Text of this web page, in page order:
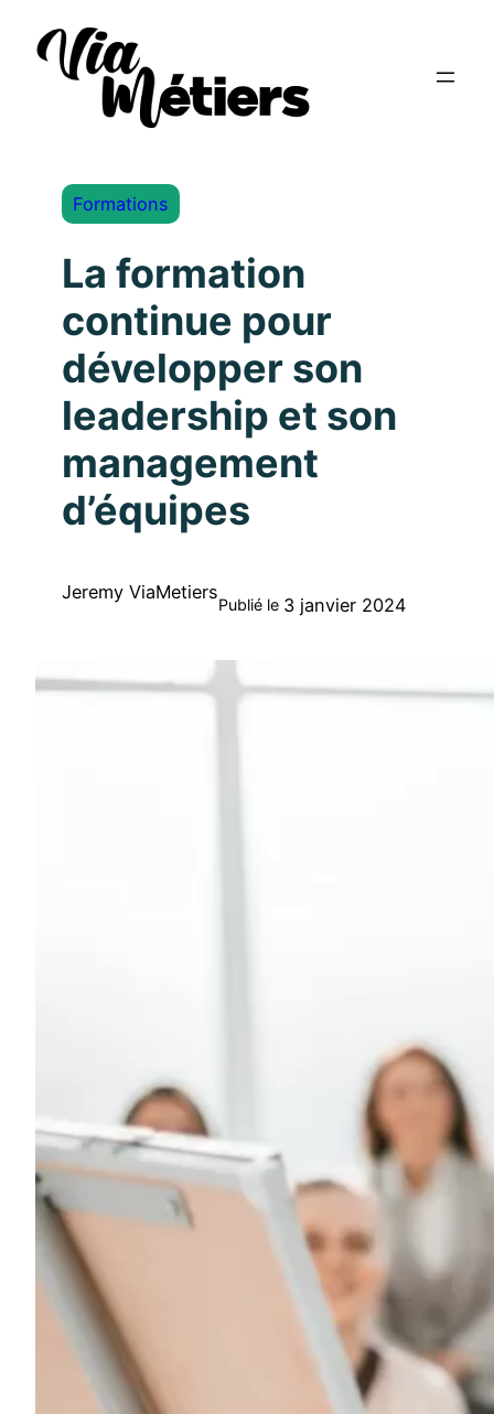
Formations
La formation
continue pour
développer son
leadership et son
management
d’équipes
Jeremy ViaMetiers
Publié le 3 janvier 2024